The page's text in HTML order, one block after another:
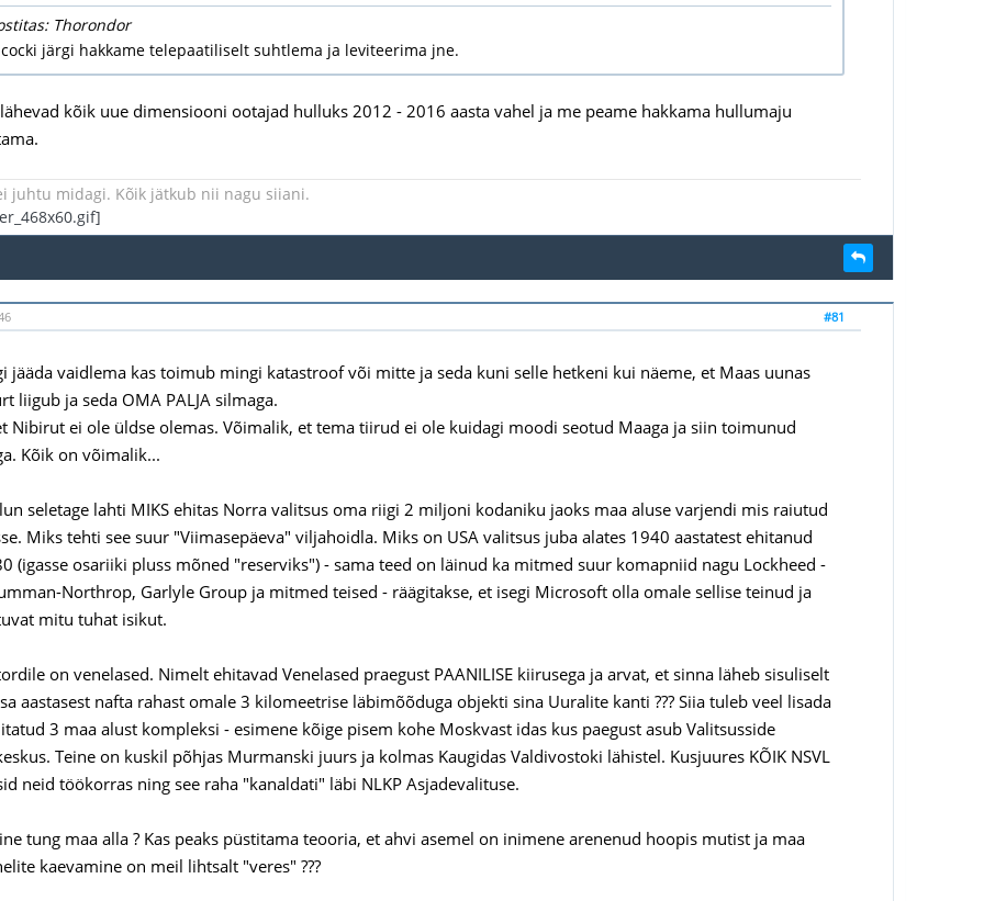
Thorondor
järgi hakkame telepaatiliselt suhtlema ja leviteerima jne.
kõik uue dimensiooni ootajad hulluks 2012 - 2016 aasta vahel ja me peame hakkama hullumaju
juhtu midagi. Kõik jätkub nii nagu siiani.
#81
jääda vaidlema kas toimub mingi katastroof või mitte ja seda kuni selle hetkeni kui näeme, et Maas uunas
liigub ja seda OMA PALJA silmaga.
Nibirut ei ole üldse olemas. Võimalik, et tema tiirud ei ole kuidagi moodi seotud Maaga ja siin toimunud
Kõik on võimalik...
seletage lahti MIKS ehitas Norra valitsus oma riigi 2 miljoni kodaniku jaoks maa aluse varjendi mis raiutud
Miks tehti see suur "Viimasepäeva" viljahoidla. Miks on USA valitsus juba alates 1940 aastatest ehitanud
(igasse osariiki pluss mõned "reserviks") - sama teed on läinud ka mitmed suur komapniid nagu Lockheed -
Northrop, Garlyle Group ja mitmed teised - räägitakse, et isegi Microsoft olla omale sellise teinud ja
mitu tuhat isikut.
on venelased. Nimelt ehitavad Venelased praegust PAANILISE kiirusega ja arvat, et sinna läheb sisuliselt
aastasest nafta rahast omale 3 kilomeetrise läbimõõduga objekti sina Uuralite kanti ??? Siia tuleb veel lisada
3 maa alust kompleksi - esimene kõige pisem kohe Moskvast idas kus paegust asub Valitsusside
Teine on kuskil põhjas Murmanski juurs ja kolmas Kaugidas Valdivostoki lähistel. Kusjuures KÕIK NSVL
neid töökorras ning see raha "kanaldati" läbi NLKP Asjadevalituse.
tung maa alla ? Kas peaks püstitama teooria, et ahvi asemel on inimene arenenud hoopis mutist ja maa
kaevamine on meil lihtsalt "veres" ???